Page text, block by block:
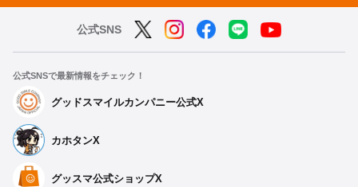
公式SNS
公式SNSで最新情報をチェック！
グッドスマイルカンパニー公式X
カホタンX
グッスマ公式ショップX